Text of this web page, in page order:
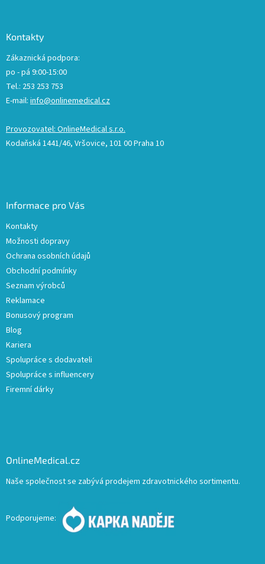
Kontakty
Zákaznická podpora:
po - pá 9:00-15:00
Tel.: 253 253 753
E-mail: info@onlinemedical.cz
Provozovatel: OnlineMedical s.r.o.
Kodaňská 1441/46, Vršovice, 101 00 Praha 10
Informace pro Vás
Kontakty
Možnosti dopravy
Ochrana osobních údajů
Obchodní podmínky
Seznam výrobců
Reklamace
Bonusový program
Blog
Kariera
Spolupráce s dodavateli
Spolupráce s influencery
Firemní dárky
OnlineMedical.cz
Naše společnost se zabývá prodejem zdravotnického sortimentu.
Podporujeme: